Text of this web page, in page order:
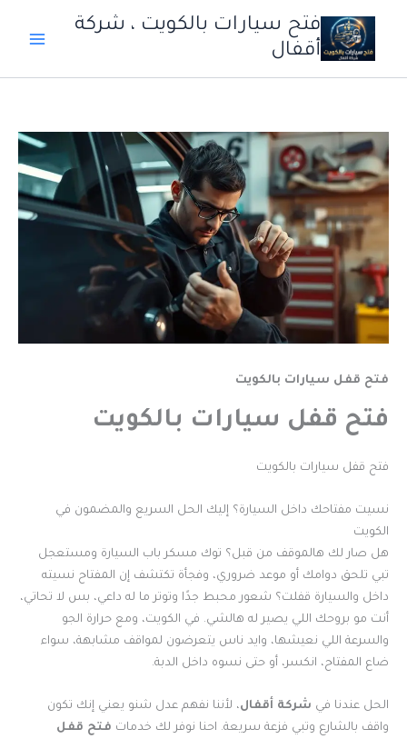
المحتوى
فتح سيارات بالكويت ، شركة
أقفال
فتح قفل سيارات بالكويت
فتح قفل سيارات بالكويت
فتح قفل سيارات بالكويت
نسيت مفتاحك داخل السيارة؟ إليك الحل السريع والمضمون في
الكويت
هل صار لك هالموقف من قبل؟ توك مسكر باب السيارة ومستعجل
تبي تلحق دوامك أو موعد ضروري، وفجأة تكتشف إن المفتاح نسيته
داخل والسيارة قفلت؟ شعور محبط جدًا وتوتر ما له داعي، بس لا تحاتي،
أنت مو بروحك اللي يصير له هالشي. في الكويت، ومع حرارة الجو
والسرعة اللي نعيشها، وايد ناس يتعرضون لمواقف مشابهة، سواء
ضاع المفتاح، انكسر، أو حتى نسوه داخل الدبة.
الحل عندنا في شركة أقفال، لأننا نفهم عدل شنو يعني إنك تكون
واقف بالشارع وتبي فزعة سريعة. احنا نوفر لك خدمات فتح قفل